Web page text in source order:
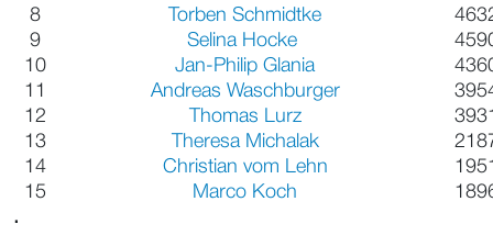
8
Torben Schmidtke
9
Selina Hocke
10
Jan-Philip Glania
11
Andreas Waschburger
12
Thomas Lurz
13
Theresa Michalak
14
Christian vom Lehn
15
Marco Koch
.